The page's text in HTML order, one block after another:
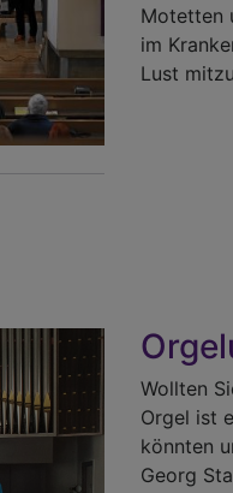
Motetten
im
Lust
Wollten
Orgel ist
könnten
Georg